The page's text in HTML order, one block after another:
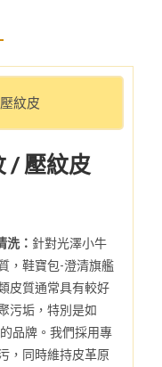
紋皮
/ 壓紋皮
洗： 針對光澤小牛
，鞋寶包-澄清旗艦
皮質通常具有較好
污垢，特別是如
品牌。我們採用專
，同時維持皮革原